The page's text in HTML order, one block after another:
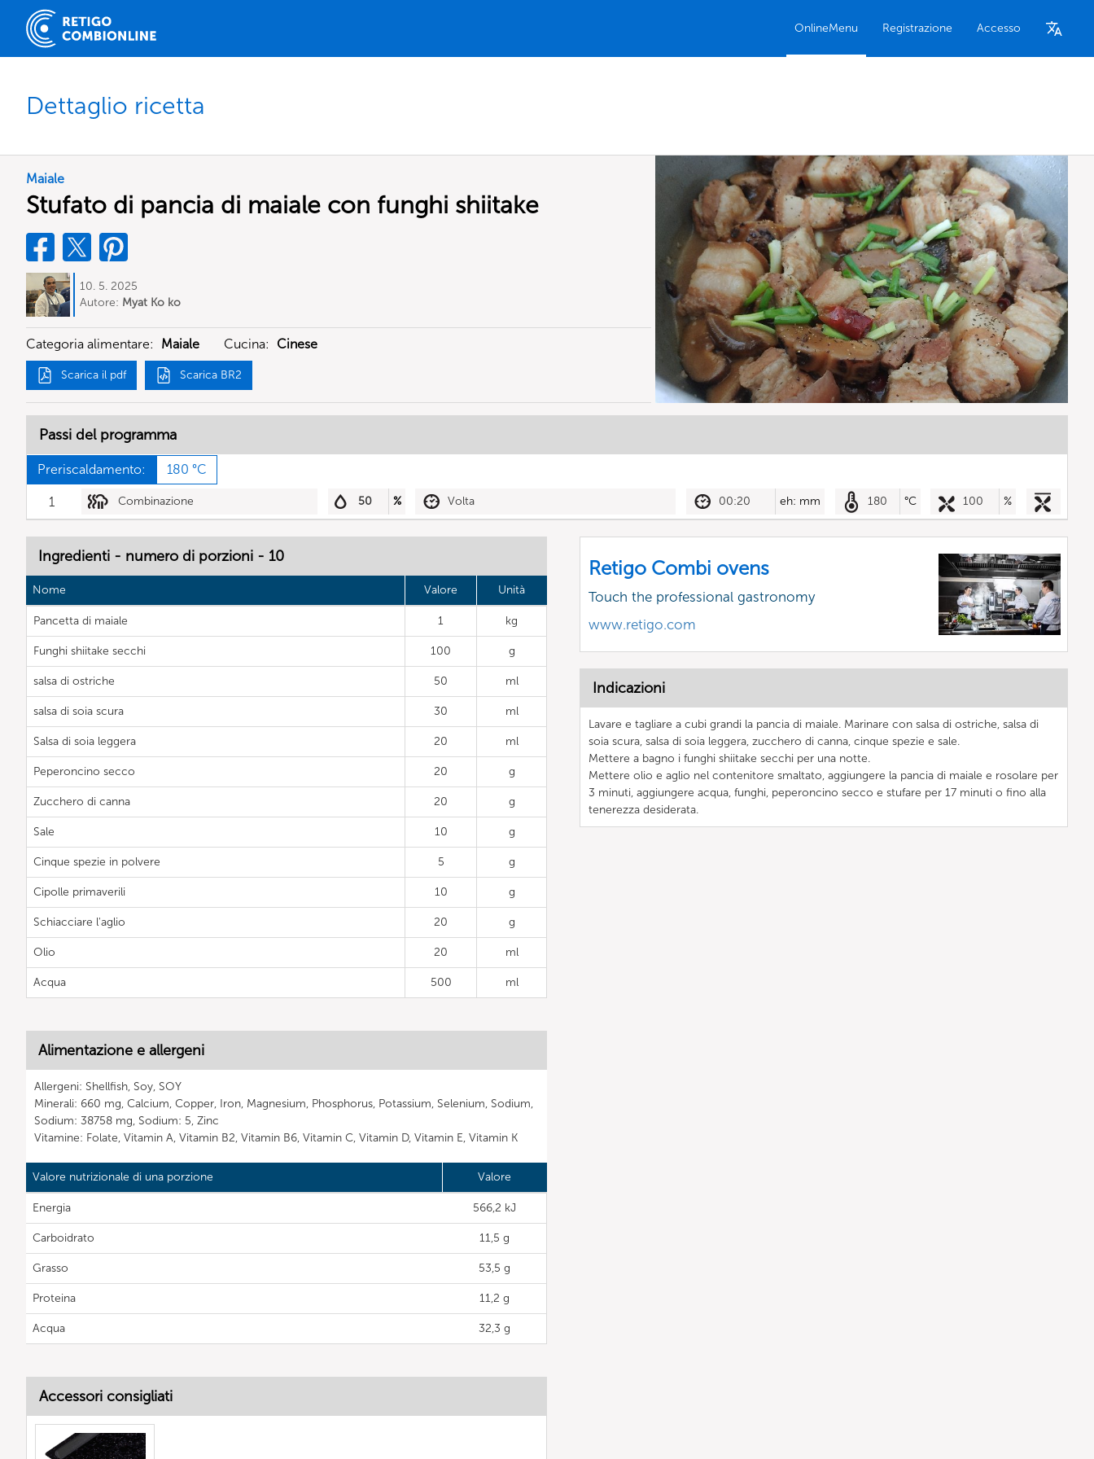
OnlineMenu Registrazione Accesso
Dettaglio ricetta
Maiale
Stufato di pancia di maiale con funghi shiitake
10. 5. 2025
Autore: Myat Ko ko
Categoria alimentare: Maiale Cucina: Cinese
Scarica il pdf Scarica BR2
Passi del programma
Preriscaldamento: 180 °C
1 Combinazione 50 % Volta 00:20 eh: mm 180 °C 100 %
Ingredienti - numero di porzioni - 10
Nome Valore Unità
Pancetta di maiale 1 kg
Funghi shiitake secchi 100 g
salsa di ostriche 50 ml
salsa di soia scura 30 ml
Salsa di soia leggera 20 ml
Peperoncino secco 20 g
Zucchero di canna 20 g
Sale 10 g
Cinque spezie in polvere 5 g
Cipolle primaverili 10 g
Schiacciare l'aglio 20 g
Olio 20 ml
Acqua 500 ml
Alimentazione e allergeni
Allergeni: Shellfish, Soy, SOY
Minerali: 660 mg, Calcium, Copper, Iron, Magnesium, Phosphorus, Potassium, Selenium, Sodium,
Sodium: 38758 mg, Sodium: 5, Zinc
Vitamine: Folate, Vitamin A, Vitamin B2, Vitamin B6, Vitamin C, Vitamin D, Vitamin E, Vitamin K
Valore nutrizionale di una porzione Valore
Energia 566,2 kJ
Carboidrato 11,5 g
Grasso 53,5 g
Proteina 11,2 g
Acqua 32,3 g
Retigo Combi ovens
Touch the professional gastronomy
www.retigo.com
Indicazioni
Lavare e tagliare a cubi grandi la pancia di maiale. Marinare con salsa di ostriche, salsa di
soia scura, salsa di soia leggera, zucchero di canna, cinque spezie e sale.
Mettere a bagno i funghi shiitake secchi per una notte.
Mettere olio e aglio nel contenitore smaltato, aggiungere la pancia di maiale e rosolare per
3 minuti, aggiungere acqua, funghi, peperoncino secco e stufare per 17 minuti o fino alla
tenerezza desiderata.
Accessori consigliati